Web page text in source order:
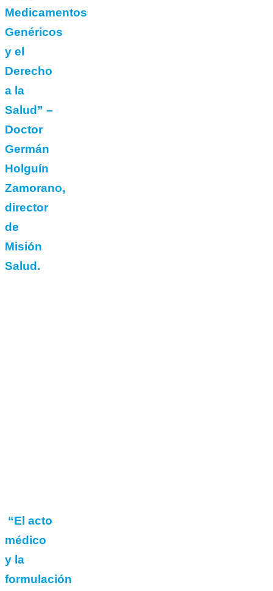
Medicamentos
Genéricos
y el
Derecho
a la
Salud” –
Doctor
Germán
Holguín
Zamorano,
director
de
Misión
Salud.
“El acto
médico
y la
formulación